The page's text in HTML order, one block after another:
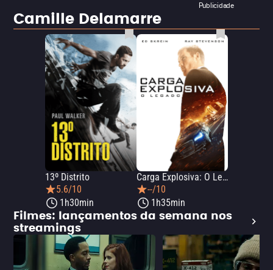
Publicidade
Camille Delamarre
13º Distrito
5.6/10
1h30min
Carga Explosiva: O Legado
--/10
1h35min
Filmes: lançamentos da semana nos
streamings